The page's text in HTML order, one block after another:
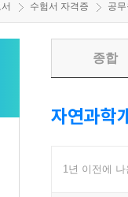
수험서 자격증 공
종합
자연과학
1년 이전에